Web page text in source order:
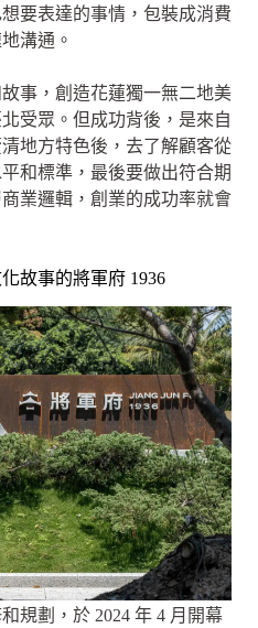
要表達的事情，包裝成消費
溝通。
事，創造花蓮獨一無二地美
受眾。但成功背後，是來自
地方特色後，去了解顧客從
和標準，最後要做出符合期
業邏輯，創業的成功率就會
故事的將軍府 1936
規劃，於 2024 年 4 月開幕